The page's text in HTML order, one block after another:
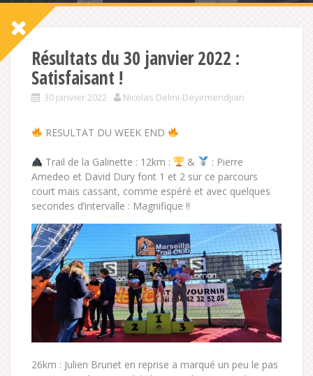
Résultats du 30 janvier 2022 :
Satisfaisant !
30 janvier 2022 Nicolas Delmi-Deyirmendjian
RESULTAT DU WEEK END
Trail de la Galinette : 12km : &
: Pierre
Amedeo et David Dury font 1 et 2 sur ce parcours
court mais cassant, comme espéré et avec quelques
secondes d’intervalle : Magnifique !!
26km : Julien Brunet en reprise a marqué un peu le pas